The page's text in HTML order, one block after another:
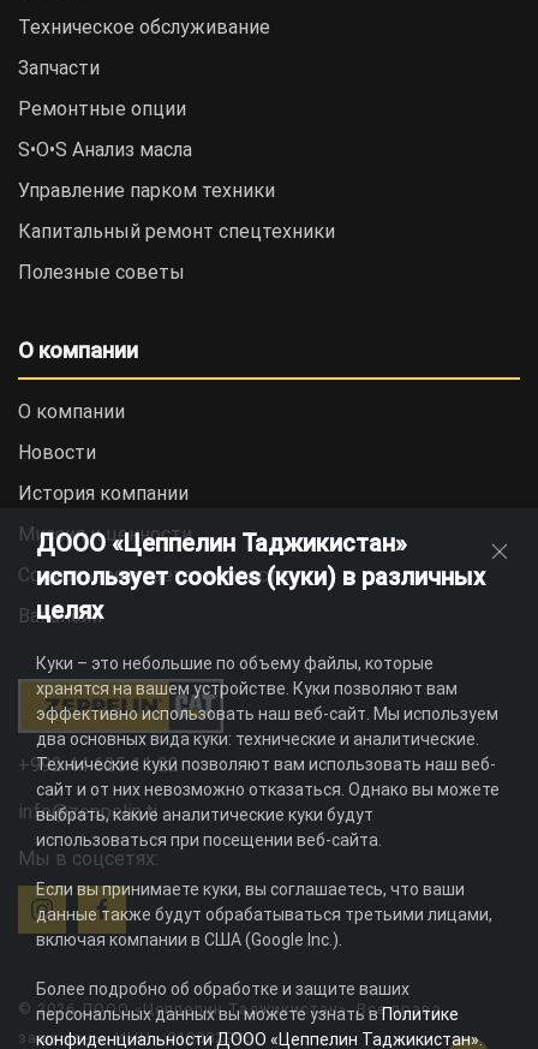
Техническое обслуживание
Запчасти
Ремонтные опции
S•O•S Анализ масла
Управление парком техники
Капитальный ремонт спецтехники
Полезные советы
О компании
О компании
Новости
История компании
Миссия и ценности
Социальная ответственность
Вакансии
+992 44 625 11 22
info@zeppelin.tj
Мы в соцсетях:
© 2026 ДООО «Цеппелин Таджикистан». Все права
защищены. ИНН - 010082996
ДООО «Цеппелин Таджикистан»
использует cookies (куки) в различных
целях
Куки – это небольшие по объему файлы, которые
хранятся на вашем устройстве. Куки позволяют вам
эффективно использовать наш веб-сайт. Мы используем
два основных вида куки: технические и аналитические.
Технические куки позволяют вам использовать наш веб-
сайт и от них невозможно отказаться. Однако вы можете
выбрать, какие аналитические куки будут
использоваться при посещении веб-сайта.
Если вы принимаете куки, вы соглашаетесь, что ваши
данные также будут обрабатываться третьими лицами,
включая компании в США (Google Inc.).
Более подробно об обработке и защите ваших
персональных данных вы можете узнать вПолитике
конфиденциальности ДООО «Цеппелин Таджикистан».